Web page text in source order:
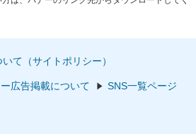
て（サイトポリシー）
広告掲載について SNS一覧ページ